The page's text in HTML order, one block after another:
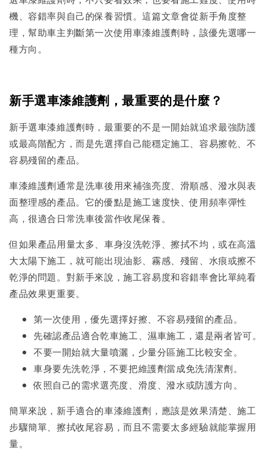
機、容錯率與自己的保養習慣。這篇文章會從新手角度整
理，幫助車主判斷第一次使用車漆維護劑時，該優先選哪一
種方向。
新手選車漆維護劑，最重要的是什麼？
新手選車漆維護劑時，最重要的不是一開始就追求最強防護
或最高階配方，而是先選擇自己能穩定施工、容易擦乾、不
容易殘留的產品。
車漆維護劑通常是洗車後用來補強亮度、滑順感、潑水與表
面整理感的產品。它的優點是施工速度快、使用頻率彈性
高，很適合日常洗車後當作收尾保養。
但如果產品用量太多、車身沒洗乾淨、擦拭不均，或在高溫
大太陽下施工，就可能出現油影、霧感、殘留、水痕或擦不
乾淨的問題。對新手來說，施工容易度和容錯率會比單純看
產品效果更重要。
第一次使用，優先選擇好擦、不容易殘留的產品。
先確認產品適合乾車施工、濕車施工，還是兩者皆可。
不要一開始就大量噴灑，少量分區施工比較安全。
車身要先洗乾淨，不要把維護劑當成免洗清潔劑。
依照自己的需求選亮度、滑度、潑水或防護方向。
簡單來說，新手適合的車漆維護劑，應該是效果清楚、施工
步驟簡單、擦拭收尾容易，而且不需要太多經驗就能掌握用
量。